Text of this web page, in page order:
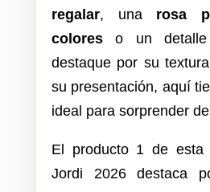
regalar, una rosa
colores o un detalle
destaque por su
su presentación, aquí
ideal para sorprender
El producto 1 de esta
Jordi 2026 destaca